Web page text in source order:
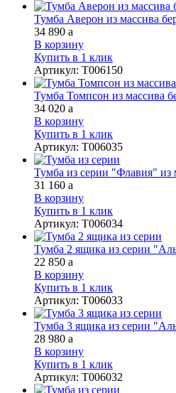
Тумба Аверон из массива
34 890 a
В корзину
Купить в 1 клик
Артикул: Т006150
Тумба Томпсон из массива
34 020 a
В корзину
Купить в 1 клик
Артикул: Т006035
Тумба из серии "Флавия" из
31 160 a
В корзину
Купить в 1 клик
Артикул: Т006034
Тумба 2 ящика из серии
22 850 a
В корзину
Купить в 1 клик
Артикул: Т006033
Тумба 3 ящика из серии
28 980 a
В корзину
Купить в 1 клик
Артикул: Т006032